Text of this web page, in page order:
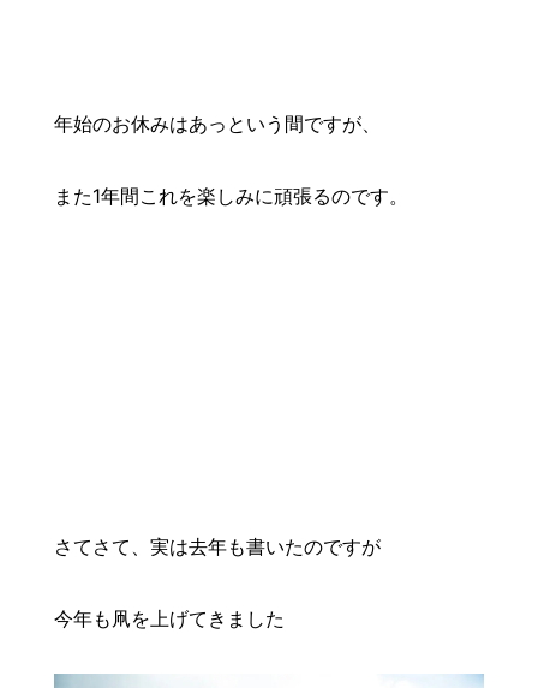
年始のお休みはあっという間ですが、
また1年間これを楽しみに頑張るのです。
さてさて、実は去年も書いたのですが
今年も凧を上げてきました